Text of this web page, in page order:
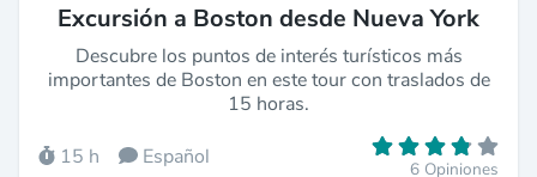
Excursión a Boston desde Nueva York
Descubre los puntos de interés turísticos más
importantes de Boston en este tour con traslados de
15 horas.
15 h Español 6 Opiniones